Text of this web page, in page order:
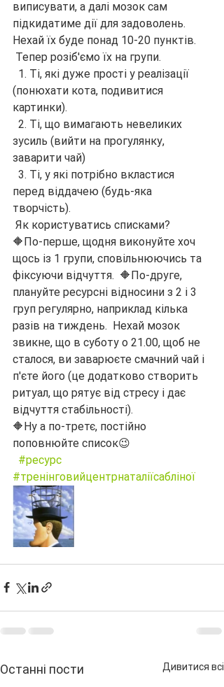
виписувати, а далі мозок сам
підкидатиме дії для задоволень.
Нехай їх буде понад 10-20 пунктів.
Тепер розіб'ємо їх на групи.
(понюхати кота, подивитися
картинки).
зусиль (вийти на прогулянку,
заварити чай)
перед віддачею (будь-яка
творчість).
Як користуватись списками?
🔶По-перше, щодня виконуйте хоч
щось із 1 групи, сповільнюючись та
фіксуючи відчуття.  🔶По-друге,
плануйте ресурсні відносини з 2 і 3
груп регулярно, наприклад кілька
разів на тиждень.  Нехай мозок
звикне, що в суботу о 21.00, щоб не
сталося, ви заварюєте смачний чай і
п'єте його (це додатково створить
ритуал, що рятує від стресу і дає
відчуття стабільності).
🔶Ну а по-третє, постійно
поповнюйте список😉
#ресурс
#тренінговийцентрнаталіїсабліної
Останні пости Дивитися всі